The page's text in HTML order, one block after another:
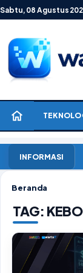
Lewati ke konten
Sabtu, 08 Agustus
INFORMASI
Beranda
TAG: